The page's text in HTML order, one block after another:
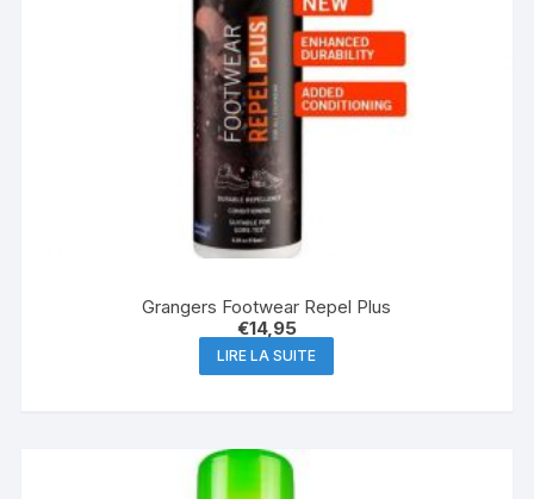
Grangers Footwear Repel Plus
€14,95
LIRE LA SUITE